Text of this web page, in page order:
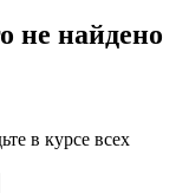
не найдено
в курсе всех